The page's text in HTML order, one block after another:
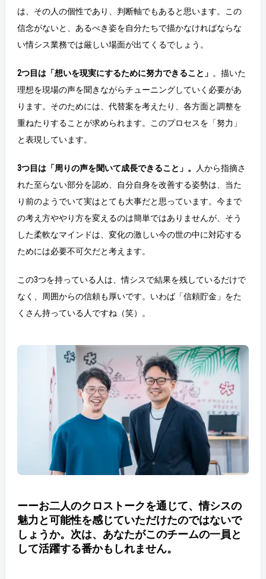
は、その人の個性であり、判断軸でもあると思います。この
信念がないと、あるべき姿を自分たちで描かなければならな
い情シス業務では厳しい場面が出てくるでしょう。
2つ目は「想いを現実にするために努力できること」 。描いた
理想を現場の声を聞きながらチューニングしていく必要があ
ります。そのためには、代替案を考えたり、各方面と調整を
重ねたりすることが求められます。このプロセスを「努力」
と表現しています。
3つ目は「周りの声を聞いて成長できること」。
人から指摘さ
れた至らない部分を認め、自分自身を改善する姿勢は、当た
り前のようでいて実はとても大事だと思っています。今まで
の考え方ややり方を変えるのは簡単ではありませんが、そう
した柔軟なマインドは、変化の激しい今の世の中に対応する
ためには必要不可欠だと考えます。
この3つを持っている人は、情シスで結果を残しているだけで
なく、周囲からの信頼も厚いです。いわば「信頼貯金」をた
くさん持っている人ですね（笑）。
ーーお二人のクロストークを通じて、情シスの
魅力と可能性を感じていただけたのではないで
しょうか。次は、あなたがこのチームの一員と
して活躍する番かもしれません。